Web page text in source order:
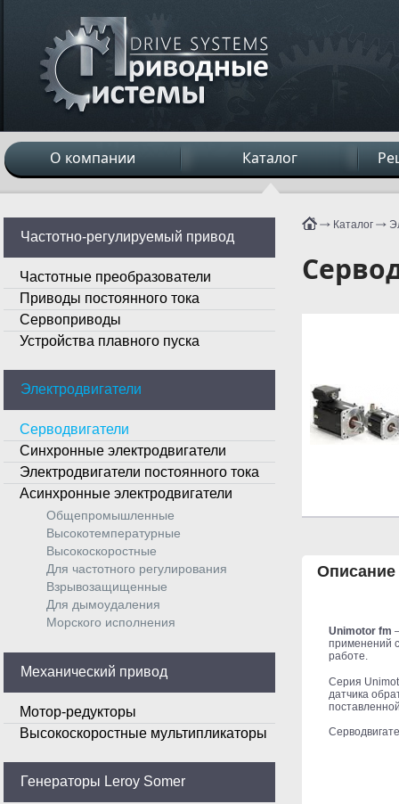
О компании Каталог
Каталог
Описание
Unimotor fm
применений
работе.
Серия
датчика
Частотно-регулируемый привод
Частотные преобразователи
Приводы постоянного тока
Сервоприводы
Устройства плавного пуска
Электродвигатели
Серводвигатели
Синхронные электродвигатели
Электродвигатели постоянного тока
Асинхронные электродвигатели
Общепромышленные
Высокотемпературные
Высокоскоростные
Для частотного регулирования
Взрывозащищенные
Для дымоудаления
Морского исполнения
Механический привод
Мотор-редукторы
Высокоскоростные мультипликаторы
Генераторы Leroy Somer